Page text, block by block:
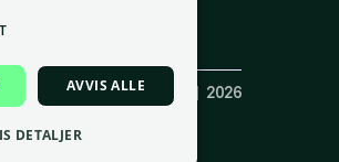
AS(921 550 049) | 2026
Box.no
medier
AVVIS ALLE
DETALJER